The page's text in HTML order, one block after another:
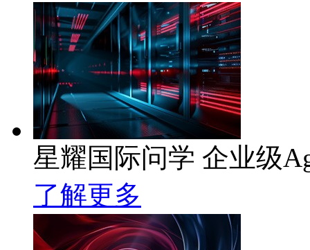
星耀国际问学 企业级
了解更多